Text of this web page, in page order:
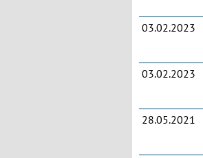
03.02.2023
03.02.2023
28.05.2021